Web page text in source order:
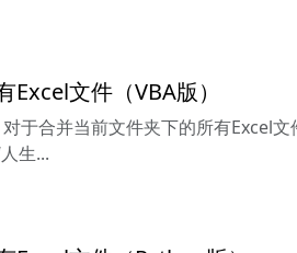
文件（VBA版）
于合并当前文件夹下的所有Excel
生...